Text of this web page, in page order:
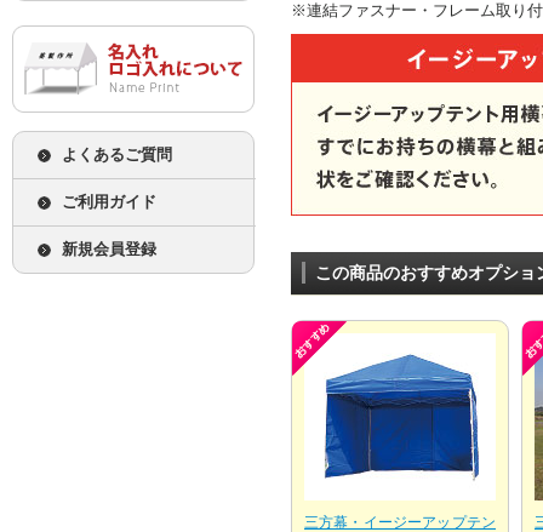
よくあるご質問
ご利用ガイド
新規会員登録
※連結ファスナー・フレーム取り
この商品のおすすめオプショ
三方幕・イージーアップテン